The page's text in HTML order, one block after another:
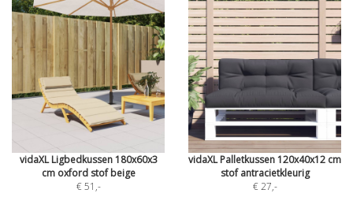
vidaXL Ligbedkussen 180x60x3
cm oxford stof beige
€ 51 ,-
vidaXL Palletkussen 120x40x12 cm
stof antracietkleurig
€ 27,-